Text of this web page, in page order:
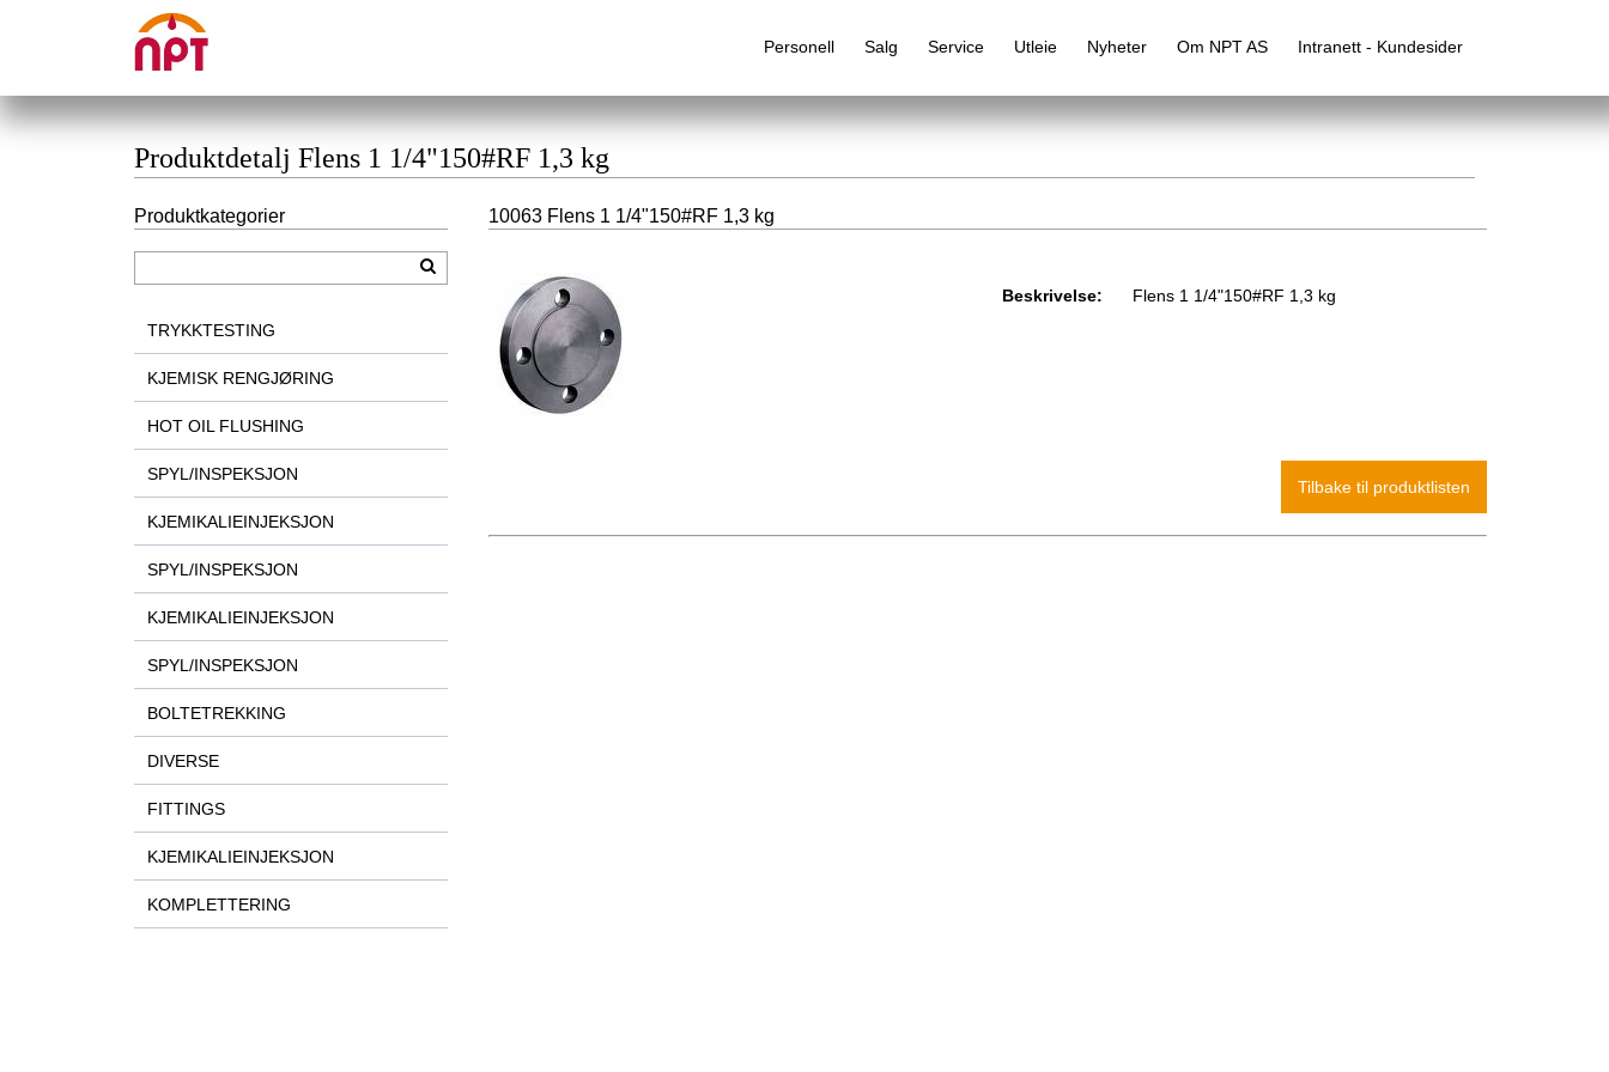
Personell Salg Service Utleie Nyheter Om NPT AS Intranett - Kundesider
Produktdetalj Flens 1 1/4"150#RF 1,3 kg
10063 Flens 1 1/4"150#RF 1,3 kg
Beskrivelse: Flens 1 1/4"150#RF 1,3 kg
Produktkategorier
TRYKKTESTING
KJEMISK RENGJØRING
HOT OIL FLUSHING
SPYL/INSPEKSJON
KJEMIKALIEINJEKSJON
SPYL/INSPEKSJON
KJEMIKALIEINJEKSJON
SPYL/INSPEKSJON
BOLTETREKKING
DIVERSE
FITTINGS
KJEMIKALIEINJEKSJON
KOMPLETTERING